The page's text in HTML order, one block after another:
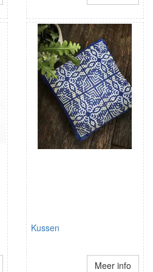
Kussen
Meer info